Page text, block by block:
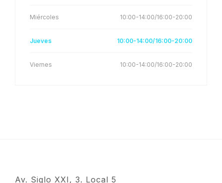
Miércoles 10:00-14:00/16:00-20:00
Jueves 10:00-14:00/16:00-20:00
Viernes 10:00-14:00/16:00-20:00
Av. Siglo XXI, 3. Local 5